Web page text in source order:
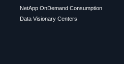
NetApp OnDemand Consumption
Data Visionary Centers